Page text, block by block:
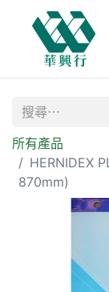
所有產品
HERNIDEX
870mm)